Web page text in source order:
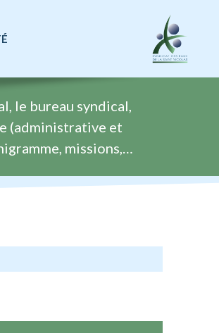
le bureau syndical,
(administrative et
missions,…